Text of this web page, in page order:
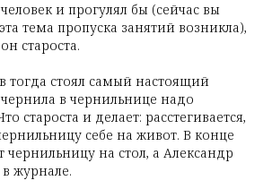
и прогулял бы (сейчас вы
тема пропуска занятий возникла),
староста.
тогда стоял самый настоящий
в чернильнице надо
староста и делает: расстегивается,
себе на живот. В конце
чернильницу на стол, а Александр
журнале.